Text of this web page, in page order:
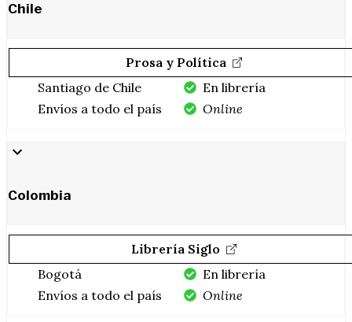
Chile
Prosa y Política
Santiago de Chile
Envíos a todo el país
En librería
Online
Colombia
Librería Siglo
Bogotá
Envíos a todo el país
En librería
Online